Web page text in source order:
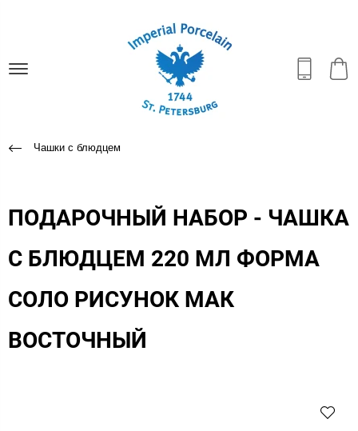
Чашки с блюдцем
ПОДАРОЧНЫЙ НАБОР - ЧАШКА
С БЛЮДЦЕМ 220 МЛ ФОРМА
СОЛО РИСУНОК МАК
ВОСТОЧНЫЙ